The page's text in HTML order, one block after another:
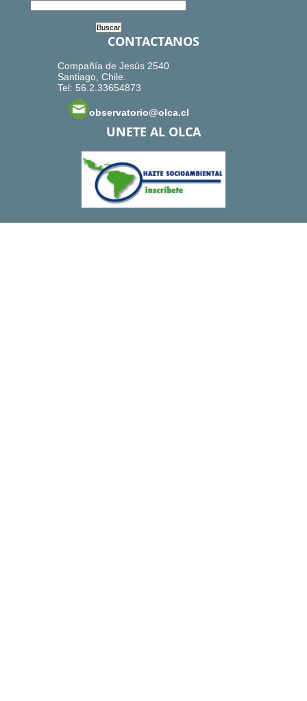
CONTACTANOS
Compañía de Jesús 2540
Santiago, Chile.
Tel: 56.2.33654873
observatorio@olca.cl
UNETE AL OLCA